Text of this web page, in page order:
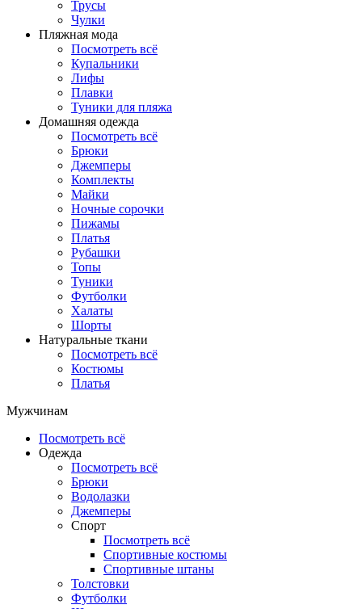
Трусы
Чулки
Пляжная мода
Посмотреть всё
Купальники
Лифы
Плавки
Туники для пляжа
Домашняя одежда
Посмотреть всё
Брюки
Джемперы
Комплекты
Майки
Ночные сорочки
Пижамы
Платья
Рубашки
Топы
Туники
Футболки
Халаты
Шорты
Натуральные ткани
Посмотреть всё
Костюмы
Платья
Мужчинам
Посмотреть всё
Одежда
Посмотреть всё
Брюки
Водолазки
Джемперы
Спорт
Посмотреть всё
Спортивные костюмы
Спортивные штаны
Толстовки
Футболки